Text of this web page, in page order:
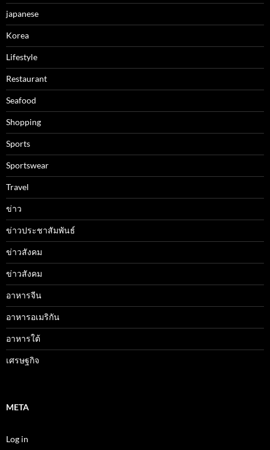
japanese
Korea
Lifestyle
Restaurant
Seafood
Shopping
Sports
Sportswear
Travel
ข่าว
ข่าวประชาสัมพันธ์
ข่าวสังคม
ข่าวสังคม
อาหารจีน
อาหารอเมริกัน
อาหารใต้
เศรษฐกิจ
META
Log in